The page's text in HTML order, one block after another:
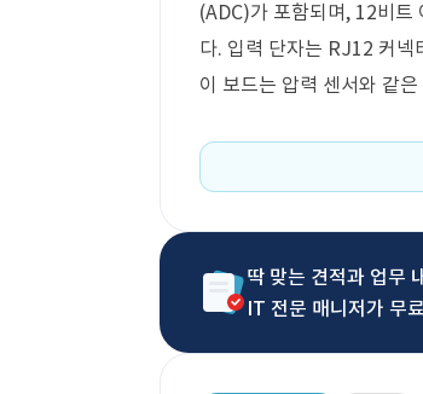
(ADC)가 포함되며, 12비트
다. 입력 단자는 RJ12 커
이 보드는 압력 센서와 같
딱 맞는 견적과 업무
IT 전문 매니저가 무